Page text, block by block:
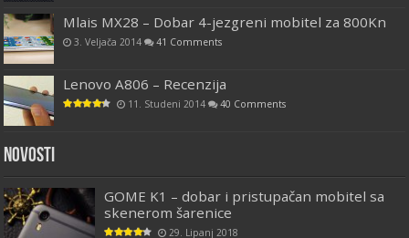
Mlais MX28 – Dobar 4-jezgreni mobitel za 800Kn
3. Veljača 2014 41 Comments
Lenovo A806 – Recenzija
11. Studeni 2014 40 Comments
Novosti
GOME K1 – dobar i pristupačan mobitel sa
skenerom šarenice
29. Lipanj 2018